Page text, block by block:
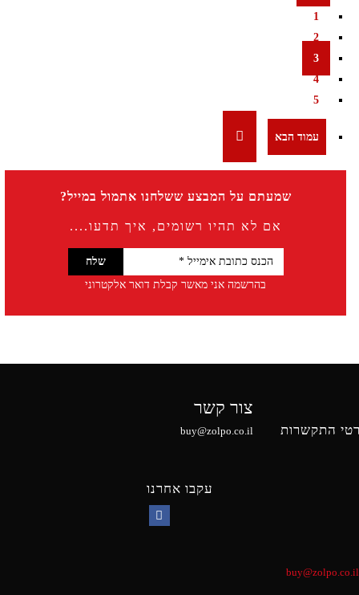
1
2
3
4
5
שמעתם על המבצע ששלחנו אתמול במייל?
אם לא תהיו רשומים, איך תדעו....
בהרשמה אני מאשר קבלת דואר אלקטרוני
התקשרות
צור קשר
buy@zolpo.co.il
עקבו אחרנו
buy@zolpo.co.il